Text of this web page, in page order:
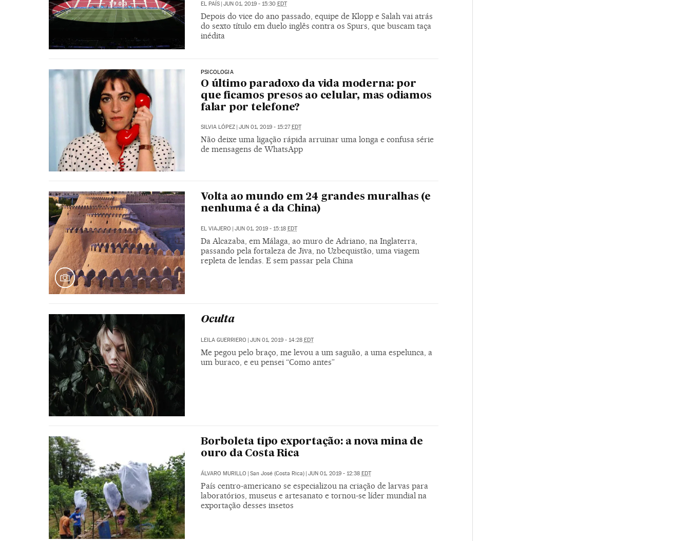
EL PAÍS JUN 01, 2019 - 15:30 EDT
Depois do vice do ano passado, equipe de Klopp e Salah vai atrás
do sexto título em duelo inglês contra os Spurs, que buscam taça
inédita
PSICOLOGIA
O último paradoxo da vida moderna: por
que ficamos presos ao celular, mas odiamos
falar por telefone?
SILVIA LÓPEZ | JUN 01, 2019 - 15:27EDT
Não deixe uma ligação rápida arruinar uma longa e confusa série
de mensagens de WhatsApp
Volta ao mundo em 24 grandes muralhas (e
nenhuma é a da China)
EL VIAJERO | JUN 01, 2019 - 15:18 EDT
Da Alcazaba, em Málaga, ao muro de Adriano, na Inglaterra,
passando pela fortaleza de Jiva, no Uzbequistão, uma viagem
repleta de lendas. E sem passar pela China
Oculta
LEILA GUERRIERO JUN 01, 2019 - 14:28 EDT
Me pegou pelo braço, me levou a um saguão, a uma espelunca, a
um buraco, e eu pensei “Como antes”
Borboleta tipo exportação: a nova mina de
ouro da Costa Rica
ÁLVARO MURILLO | San José (Costa Rica) | JUN 01, 2019 - 12:38 EDT
País centro-americano se especializou na criação de larvas para
laboratórios, museus e artesanato e tornou-se líder mundial na
exportação desses insetos